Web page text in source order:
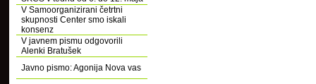
V Samoorganizirani četrtni
skupnosti Center smo iskali
konsenz
V javnem pismu odgovorili
Alenki Bratušek
Javno pismo: Agonija Nova vas